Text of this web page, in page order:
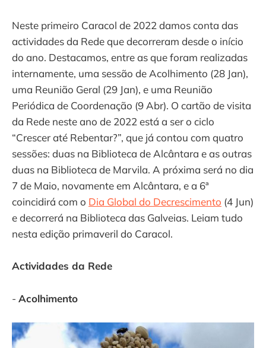
Neste primeiro Caracol de 2022 damos conta das
actividades da Rede que decorreram desde o início
do ano. Destacamos, entre as que foram realizadas
internamente, uma sessão de Acolhimento (28 Jan),
uma Reunião Geral (29 Jan), e uma Reunião
Periódica de Coordenação (9 Abr). O cartão de visita
da Rede neste ano de 2022 está a ser o ciclo
“Crescer até Rebentar?”, que já contou com quatro
sessões: duas na Biblioteca de Alcântara e as outras
duas na Biblioteca de Marvila. A próxima será no dia
7 de Maio, novamente em Alcântara, e a 6ª
coincidirá com o Dia Global do Decrescimento (4 Jun)
e decorrerá na Biblioteca das Galveias. Leiam tudo
nesta edição primaveril do Caracol.
Actividades da Rede
- Acolhimento